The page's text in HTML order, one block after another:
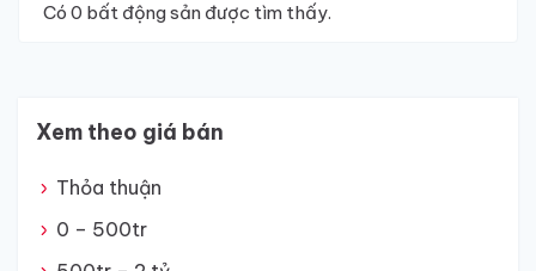
Có 0 bất động sản được tìm thấy.
Xem theo giá bán
Thỏa thuận
0 – 500tr